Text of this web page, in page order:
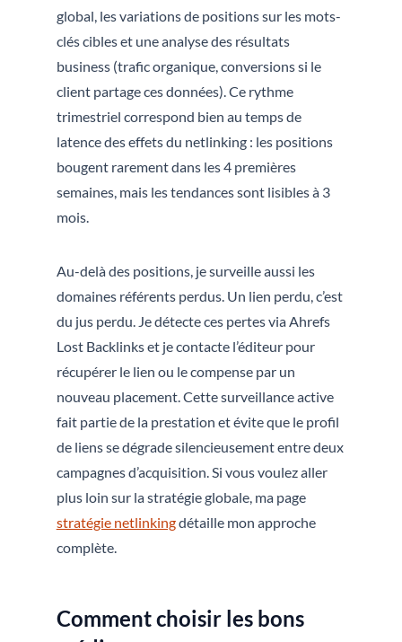
global, les variations de positions sur les mots-
clés cibles et une analyse des résultats
business (trafic organique, conversions si le
client partage ces données). Ce rythme
trimestriel correspond bien au temps de
latence des effets du netlinking : les positions
bougent rarement dans les 4 premières
semaines, mais les tendances sont lisibles à 3
mois.
Au-delà des positions, je surveille aussi les
domaines référents perdus. Un lien perdu, c’est
du jus perdu. Je détecte ces pertes via Ahrefs
Lost Backlinks et je contacte l’éditeur pour
récupérer le lien ou le compense par un
nouveau placement. Cette surveillance active
fait partie de la prestation et évite que le profil
de liens se dégrade silencieusement entre deux
campagnes d’acquisition. Si vous voulez aller
plus loin sur la stratégie globale, ma page
stratégie netlinkingdétaille mon approche
complète.
Comment choisir les bons